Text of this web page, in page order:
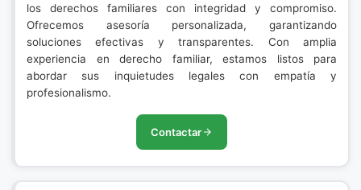
los derechos familiares con integridad y compromiso.
Ofrecemos asesoría personalizada, garantizando
soluciones efectivas y transparentes. Con amplia
experiencia en derecho familiar, estamos listos para
abordar sus inquietudes legales con empatía y
profesionalismo.
Contactar